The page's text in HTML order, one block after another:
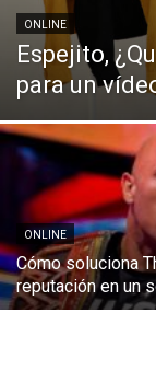
ONLINE
Espejito,
para un
ONLINE
Cómo soluciona
reputación en un